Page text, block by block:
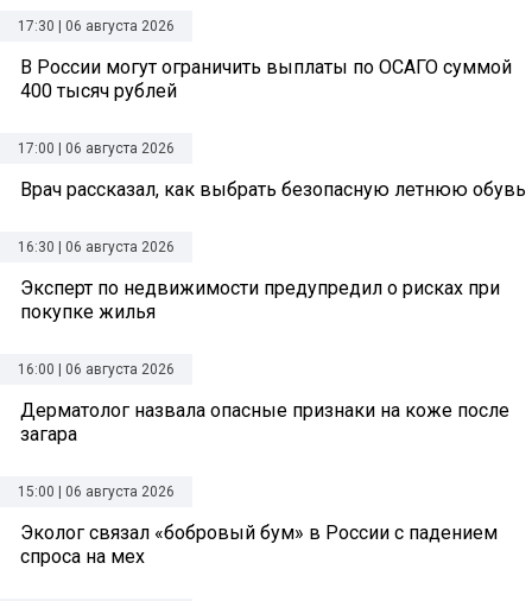
17:30 | 06 августа 2026
В России могут ограничить выплаты по ОСАГО суммой
400 тысяч рублей
17:00 | 06 августа 2026
Врач рассказал, как выбрать безопасную летнюю обувь
16:30 | 06 августа 2026
Эксперт по недвижимости предупредил о рисках при
покупке жилья
16:00 | 06 августа 2026
Дерматолог назвала опасные признаки на коже после
загара
15:00 | 06 августа 2026
Эколог связал «бобровый бум» в России с падением
спроса на мех